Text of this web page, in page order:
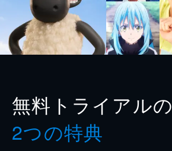
無料トライアルの
2つの特典